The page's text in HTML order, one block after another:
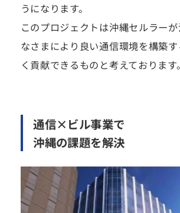
うになります。
このプロジェクトは沖縄セルラー
なさまにより良い通信環境を構築
く貢献できるものと考えております。
通信×ビル事業で
沖縄の課題を解決